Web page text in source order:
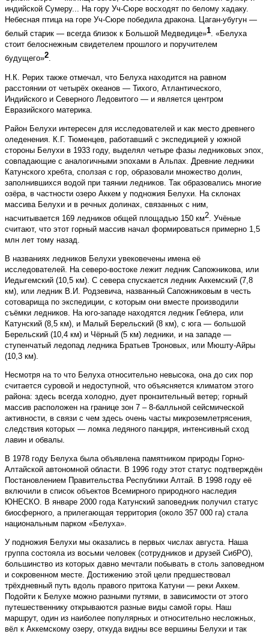
индийской Сумеру... На гору Уч-Сюре восходят по белому хадаку.
Небесная птица на горе Уч-Сюре победила дракона. Цаган-убугун —
белый старик — всегда близок к Большой Медведице»1. «Белуха
стоит белоснежным свидетелем прошлого и поручителем
будущего»2.
Н.К. Рерих также отмечал, что Белуха находится на равном
расстоянии от четырёх океанов — Тихого, Атлантического,
Индийского и Северного Ледовитого — и является центром
Евразийского материка.
Район Белухи интересен для исследователей и как место древнего
оледенения. К.Г. Тюменцев, работавший с экспедицией у южной
стороны Белухи в 1933 году, выделял четыре фазы ледниковых эпох,
совпадающие с аналогичными эпохами в Альпах. Древние ледники
Катунского хребта, сползая с гор, образовали множество долин,
заполнившихся водой при таянии ледников. Так образовались многие
озёра, в частности озеро Аккем у подножия Белухи. На склонах
массива Белухи и в речных долинах, связанных с ним,
насчитывается 169 ледников общей площадью 150 км2 . Учёные
считают, что этот горный массив начал формироваться примерно 1,5
млн лет тому назад.
В названиях ледников Белухи увековечены имена её
исследователей. На северо-востоке лежит ледник Сапожникова, или
Иедыгемский (10,5 км). С севера спускается ледник Аккемский (7,8
км), или ледник В.И. Родзевича, названный Сапожниковым в честь
сотоварища по экспедиции, с которым они вместе производили
съёмки ледников. На юго-западе находятся ледник Геблера, или
Катунский (8,5 км), и Малый Берельский (8 км), с юга — большой
Берельский (10,4 км) и Чёрный (5 км) ледники, и на западе —
ступенчатый ледопад ледника Братьев Троновых, или Мюшту-Айры
(10,3 км).
Несмотря на то что Белуха относительно невысока, она до сих пор
считается суровой и недоступной, что объясняется климатом этого
района: здесь всегда холодно, дует пронзительный ветер; горный
массив расположен на границе зон 7 – 8-балльной сейсмической
активности, в связи с чем здесь очень часты микроземлетрясения,
следствия которых — ломка ледяного панциря, интенсивный сход
лавин и обвалы.
В 1978 году Белуха была объявлена памятником природы Горно-
Алтайской автономной области. В 1996 году этот статус подтверждён
Постановлением Правительства Республики Алтай. В 1998 году её
включили в список объектов Всемирного природного наследия
ЮНЕСКО. В январе 2000 года Катунский заповедник получил статус
биосферного, а прилегающая территория (около 357 000 га) стала
национальным парком «Белуха».
У подножия Белухи мы оказались в первых числах августа. Наша
группа состояла из восьми человек (сотрудников и друзей СибРО),
большинство из которых давно мечтали побывать в столь заповедном
и сокровенном месте. Достижению этой цели предшествовал
трёхдневный путь вдоль правого притока Катуни — реки Аккем.
Подойти к Белухе можно разными путями, в зависимости от этого
путешественнику открываются разные виды самой горы. Наш
маршрут, один из наиболее популярных и относительно несложных,
вёл к Аккемскому озеру, откуда видны все вершины Белухи и так